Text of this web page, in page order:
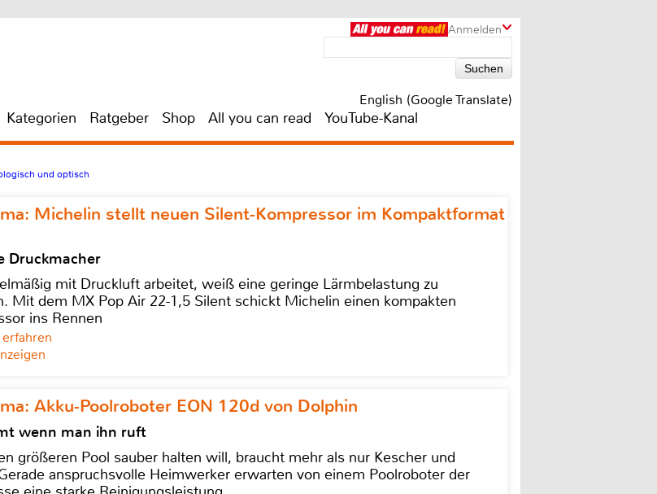
Anmelden
English (Google Translate)
Kategorien Ratgeber Shop All you can read YouTube-Kanal
und optisch
Michelin stellt neuen Silent-Kompressor im Kompaktformat
Druckmacher
mit Druckluft arbeitet, weiß eine geringe Lärmbelastung zu
Mit dem MX Pop Air 22-1,5 Silent schickt Michelin einen kompakten
ins Rennen
Akku-Poolroboter EON 120d von Dolphin
wenn man ihn ruft
größeren Pool sauber halten will, braucht mehr als nur Kescher und
anspruchsvolle Heimwerker erwarten von einem Poolroboter der